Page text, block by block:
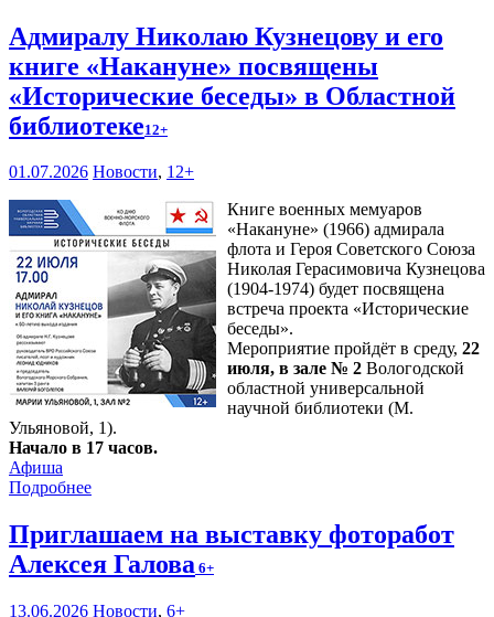
Адмиралу Николаю Кузнецову и его
книге «Накануне» посвящены
«Исторические беседы» в Областной
библиотеке12+
01.07.2026 Новости, 12+
Книге военных мемуаров
«Накануне» (1966) адмирала
флота и Героя Советского Союза
Николая Герасимовича Кузнецова
(1904-1974) будет посвящена
встреча проекта «Исторические
беседы».
Мероприятие пройдёт в среду, 22
июля, в зале № 2 Вологодской
областной универсальной
научной библиотеки (М.
Ульяновой, 1).
Начало в 17 часов.
Афиша
Подробнее
Приглашаем на выставку фоторабот
Алексея Галова 6+
13.06.2026 Новости, 6+